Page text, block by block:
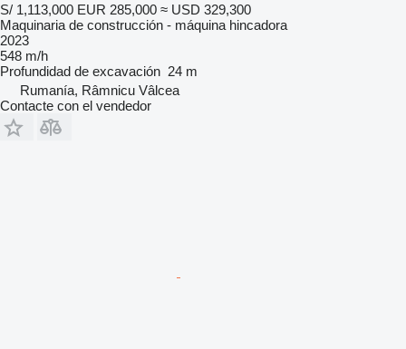
S/ 1,113,000 EUR 285,000 ≈ USD 329,300
Maquinaria de construcción - máquina hincadora
2023
548 m/h
Profundidad de excavación 24 m
Rumanía, Râmnicu Vâlcea
Contacte con el vendedor